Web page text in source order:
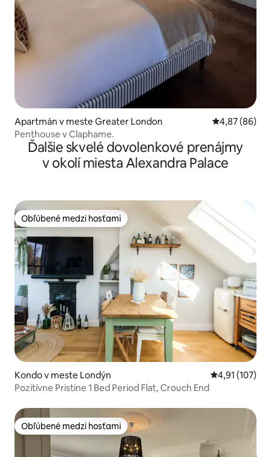
Apartmán v meste Greater London Priemerné
4,87 (86)
Penthouse v Claphame.
Ďalšie skvelé dovolenkové prenájmy
v okolí miesta Alexandra Palace
Obľúbené medzi hosťami
Obľúbené medzi hosťami
Kondo v meste Londýn Priemerné
4,91 (107)
Pozitívne Pristine 1 Bed Period Flat, Crouch End
Obľúbené medzi hosťami
Obľúbené medzi hosťami